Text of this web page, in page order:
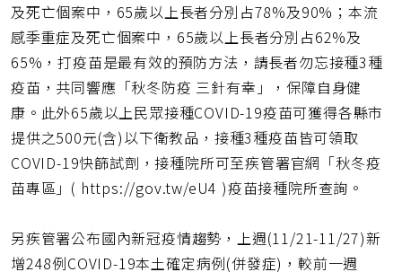
及死亡個案中，65歲以上長者分別占78%及90%；本流
感季重症及死亡個案中，65歲以上長者分別占62%及
65%，打疫苗是最有效的預防方法，請長者勿忘接種3種
疫苗，共同響應「秋冬防疫 三針有幸」，保障自身健
康。此外65歲以上民眾接種COVID-19疫苗可獲得各縣市
提供之500元(含)以下衛教品，接種3種疫苗皆可領取
COVID-19快篩試劑，接種院所可至疾管署官網「秋冬疫
苗專區」( https://gov.tw/eU4 )疫苗接種院所查詢。
另疾管署公布國內新冠疫情趨勢，上週(11/21-11/27)新
增248例COVID-19本土確定病例(併發症)，較前一週